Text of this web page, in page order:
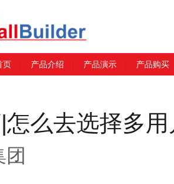
页 产品介绍 产品演示 产品购买
怎么去选择多